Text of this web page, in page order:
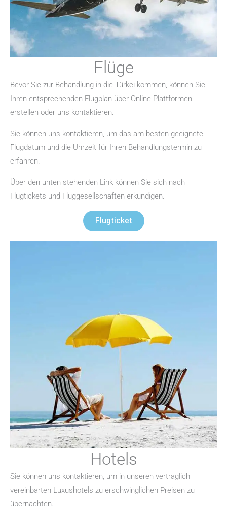
Flüge
Bevor Sie zur Behandlung in die Türkei kommen, können Sie
Ihren entsprechenden Flugplan über Online-Plattformen
erstellen oder uns kontaktieren.
Sie können uns kontaktieren, um das am besten geeignete
Flugdatum und die Uhrzeit für Ihren Behandlungstermin zu
erfahren.
Über den unten stehenden Link können Sie sich nach
Flugtickets und Fluggesellschaften erkundigen.
Flugticket
Hotels
Sie können uns kontaktieren, um in unseren vertraglich
vereinbarten Luxushotels zu erschwinglichen Preisen zu
übernachten.